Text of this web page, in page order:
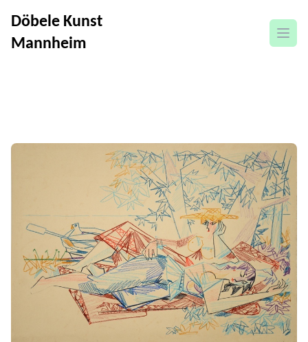
Döbele Kunst
Mannheim